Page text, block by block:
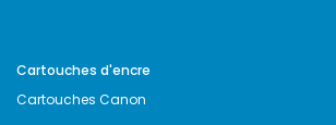
Cartouches d'encre
Cartouches Canon